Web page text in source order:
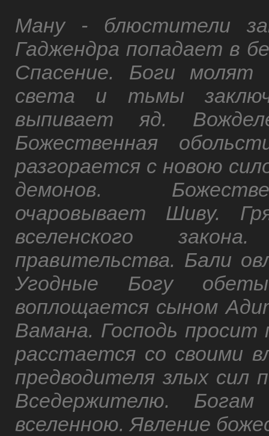
Ману - блюстители
Гаджендра попадает в
Спасение. Боги
света и тьмы
выпивает яд.
Божественная
разгорается с новою
демонов.
очаровывает Шиву.
вселенского
правительства. Бали
Угодные Богу
воплощается сыном
Вамана. Господь просит
расстается со своими
предводителя злых сил
Вседержителю.
вселенною. Явление